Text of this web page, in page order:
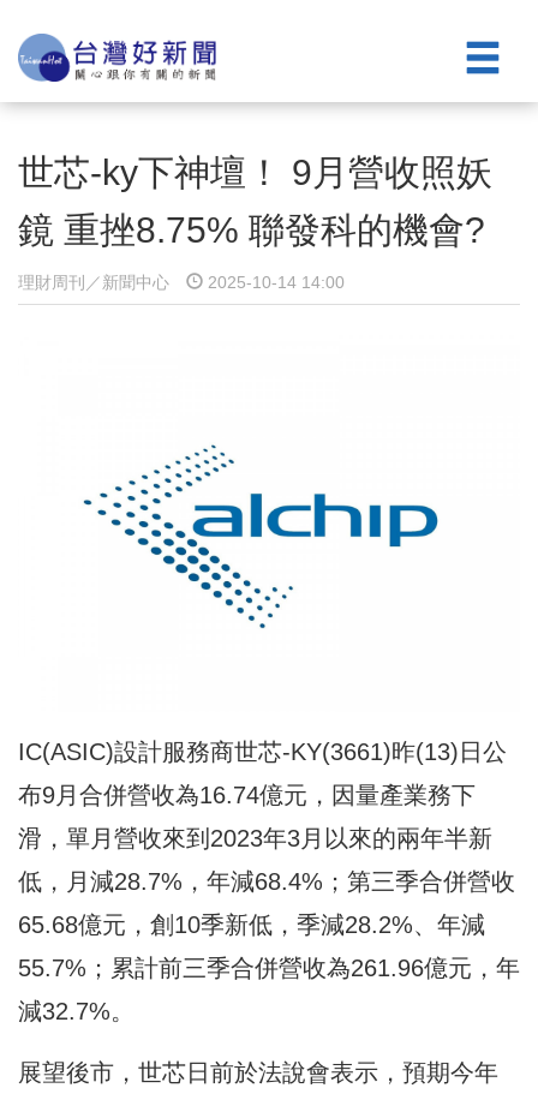
世芯-ky下神壇！ 9月營收照妖
鏡 重挫8.75% 聯發科的機會?
理財周刊／新聞中心 2025-10-14 14:00
IC(ASIC)設計服務商世芯-KY(3661)昨(13)日公
布9月合併營收為16.74億元，因量產業務下
滑，單月營收來到2023年3月以來的兩年半新
低，月減28.7%，年減68.4%；第三季合併營收
65.68億元，創10季新低，季減28.2%、年減
55.7%；累計前三季合併營收為261.96億元，年
減32.7%。
展望後市，世芯日前於法說會表示，預期今年